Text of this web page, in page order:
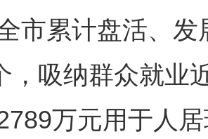
市累计盘活、
，吸纳群众就业
万元用于人